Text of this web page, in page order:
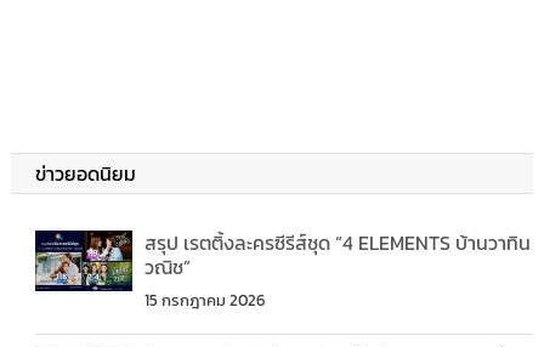
ข่าวยอดนิยม
สรุป เรตติ้งละครซีรีส์ชุด “4 ELEMENTS บ้านวาทิน
วณิช”
15 กรกฎาคม 2026